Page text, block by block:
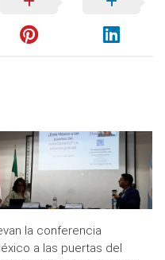
la conferencia
a las puertas del